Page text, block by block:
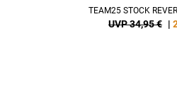
TEAM25 STOCK
UVP 34,95 € |